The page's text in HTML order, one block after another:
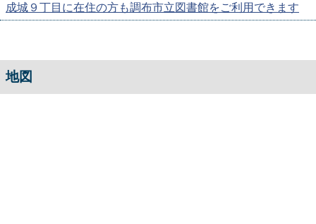
成城９丁目に在住の方も調布市立図書館をご利用できます
地図